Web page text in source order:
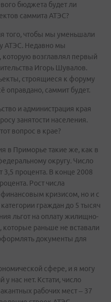
бюджета будет ли
саммита АТЭС?
того, чтобы мы уменьшали
АТЭС. Недавно мы
возглавлял первый
Игорь Шувалов.
строящиеся к форуму
оправдано, саммит будет.
и администрация края
занятости населения.
вопрос в крае?
в Приморье такие же, как в
округу. Число
3,5 процента. В конце 2008
Рост числа
финансовым кризисом, но и с
граждан до 5 тысяч
льгот на оплату жилищно-
раньше не вставали
документы для
сфере, и я могу
нас нет. Кстати, число
рабочих мест – 37